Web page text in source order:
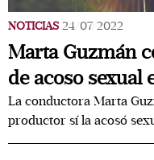
NOTICIAS 24/07/2022
Marta Guzmán
de acoso sexual
La conductora Marta
productor sí la acosó